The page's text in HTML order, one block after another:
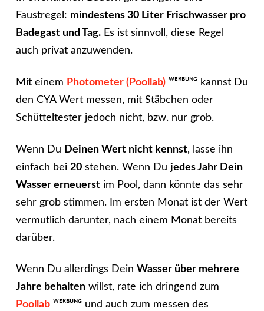
Faustregel: mindestens 30 Liter Frischwasser pro
Badegast und Tag.Es ist sinnvoll, diese Regel
auch privat anzuwenden.
Mit einem Photometer (Poollab)ᵂᴱᴿᴮᵁᴺᴳ kannst Du
den CYA Wert messen, mit Stäbchen oder
Schütteltester jedoch nicht, bzw. nur grob.
Wenn Du Deinen Wert nicht kennst, lasse ihn
einfach bei 20stehen. Wenn Du jedes Jahr Dein
Wasser erneuerstim Pool, dann könnte das sehr
sehr grob stimmen. Im ersten Monat ist der Wert
vermutlich darunter, nach einem Monat bereits
darüber.
Wenn Du allerdings Dein Wasser über mehrere
Jahre behaltenwillst, rate ich dringend zum
Poollabᵂᴱᴿᴮᵁᴺᴳ und auch zum messen des